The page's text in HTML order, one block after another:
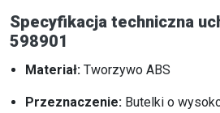
Specyfikacja techniczna
598901
Materiał: Tworzywo ABS
Przeznaczenie: Butelki o